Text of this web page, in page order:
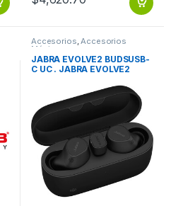
Accesorios,Accesorios
Música
JABRA EVOLVE2 BUDSUSB-
C UC . JABRA EVOLVE2